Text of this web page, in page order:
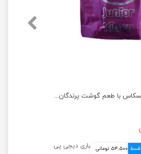
پوچ بچه گربه ویسکاس با طعم گوشت پرندگان وزن 85 گرم
54,500 تومانی